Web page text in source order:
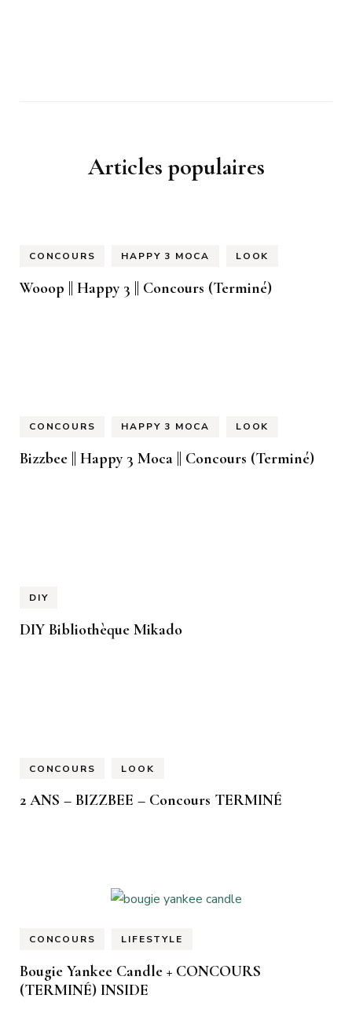
Articles populaires
CONCOURS HAPPY 3 MOCA LOOK
Wooop || Happy 3 || Concours (Terminé)
CONCOURS HAPPY 3 MOCA LOOK
Bizzbee || Happy 3 Moca || Concours (Terminé)
DIY
DIY Bibliothèque Mikado
CONCOURS LOOK
2 ANS – BIZZBEE – Concours TERMINÉ
CONCOURS LIFESTYLE
Bougie Yankee Candle + CONCOURS
(TERMINÉ) INSIDE